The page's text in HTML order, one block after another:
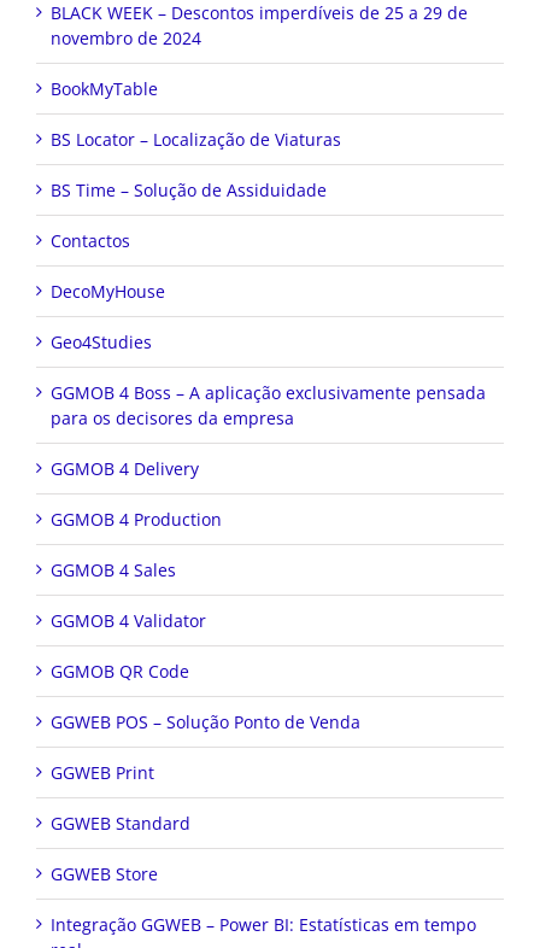
BLACK WEEK – Descontos imperdíveis de 25 a 29 de
novembro de 2024
BookMyTable
BS Locator – Localização de Viaturas
BS Time – Solução de Assiduidade
Contactos
DecoMyHouse
Geo4Studies
GGMOB 4 Boss – A aplicação exclusivamente pensada
para os decisores da empresa
GGMOB 4 Delivery
GGMOB 4 Production
GGMOB 4 Sales
GGMOB 4 Validator
GGMOB QR Code
GGWEB POS – Solução Ponto de Venda
GGWEB Print
GGWEB Standard
GGWEB Store
Integração GGWEB – Power BI: Estatísticas em tempo